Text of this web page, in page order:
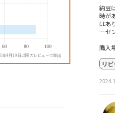
納豆
時が
はあ
ーセ
購入
リ
4月19日以降のレビューで算出